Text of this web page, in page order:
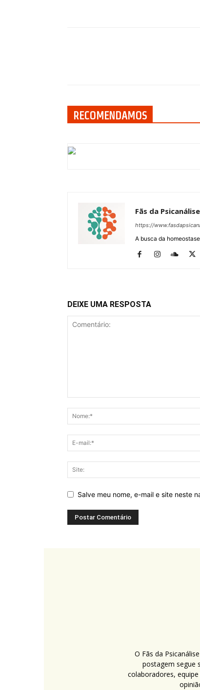
RECOMENDAMOS
Fãs da Psicanálise
https://
A busca da
DEIXE UMA RESPOSTA
Salve meu nome, e-mail e site neste
O Fãs da
postagem segue
colaboradores,